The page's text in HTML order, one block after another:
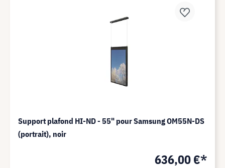
Support plafond HI-ND - 55" pour Samsung OM55N-DS
(portrait), noir
636,00 €*